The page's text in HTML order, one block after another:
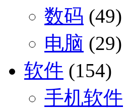
数码 (49)
电脑 (29)
软件 (154)
手机软件